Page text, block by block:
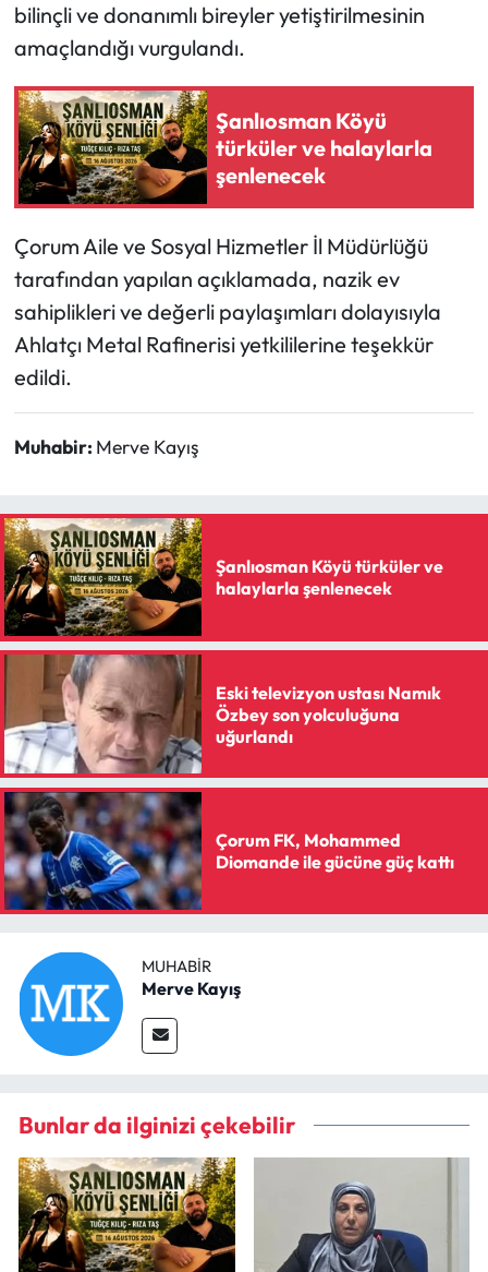
bilinçli ve donanımlı bireyler yetiştirilmesinin
amaçlandığı vurgulandı.
Şanlıosman Köyü
türküler ve halaylarla
şenlenecek
Çorum Aile ve Sosyal Hizmetler İl Müdürlüğü
tarafından yapılan açıklamada, nazik ev
sahiplikleri ve değerli paylaşımları dolayısıyla
Ahlatçı Metal Rafinerisi yetkililerine teşekkür
edildi.
Muhabir: Merve Kayış
Şanlıosman Köyü türküler ve
halaylarla şenlenecek
Eski televizyon ustası Namık
Özbey son yolculuğuna
uğurlandı
Çorum FK, Mohammed
Diomande ile gücüne güç kattı
MUHABIR
Merve Kayış
Bunlar da ilginizi çekebilir
Osmancık Haberleri
Resmi İlan
Resmi Reklam
Sağlık
Siyaset
Spor
Sungurlu Haberleri
Uğurludağ Haberleri
Yaşam
Yayla Haber
Yemek Tarifleri
Yerel Haberler